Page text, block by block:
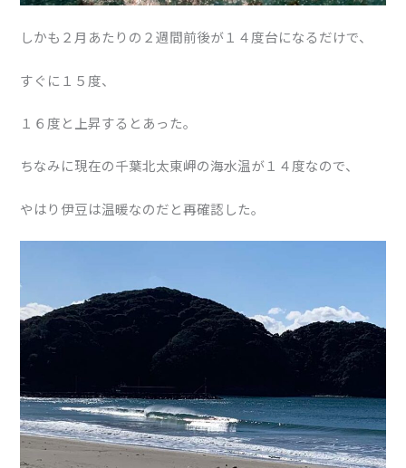
しかも２月あたりの２週間前後が１４度台になるだけで、
すぐに１５度、
１６度と上昇するとあった。
ちなみに現在の千葉北太東岬の海水温が１４度なので、
やはり伊豆は温暖なのだと再確認した。